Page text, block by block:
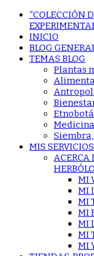
“COLECCIÓN
INICIO
BLOG
TEMAS BLOG
Plantas
MIS
ACERCA
MI
MI
MI
MI
MI
MI
MI